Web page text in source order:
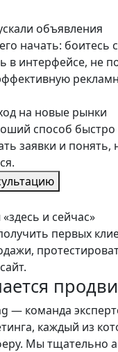
объявления
начать: боитесь
в интерфейсе, не
на новые рынки
способ быстро
заявки и понять,
и сейчас»
первых
— команда
каждый из
Мы тщательно